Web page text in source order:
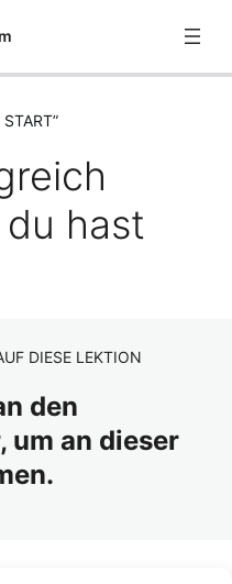
Partner
zum Business
hast
DIESE LEKTION
den
um an dieser